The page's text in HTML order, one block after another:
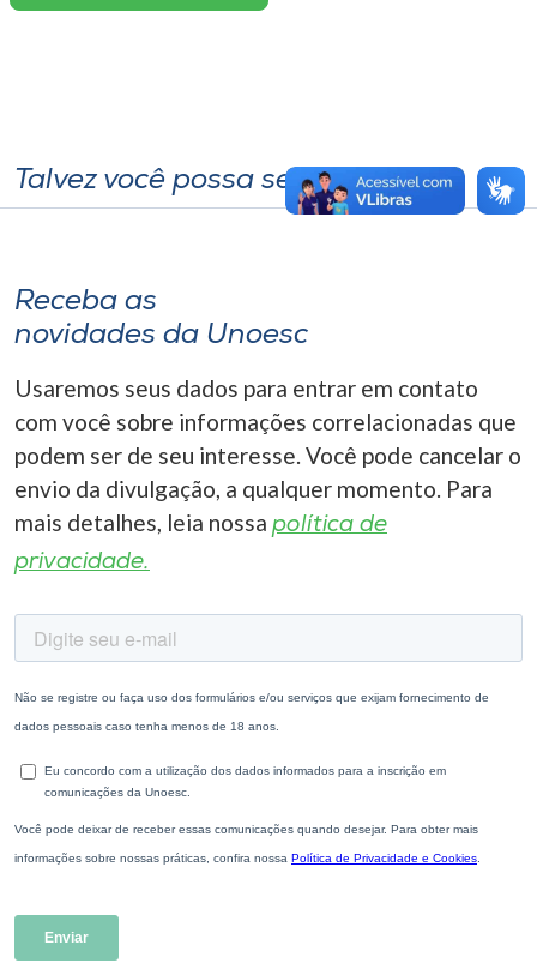
Talvez você possa se interessar
Receba as
novidades da Unoesc
Usaremos seus dados para entrar em contato
com você sobre informações correlacionadas que
podem ser de seu interesse. Você pode cancelar o
envio da divulgação, a qualquer momento. Para
mais detalhes, leia nossa política de
privacidade.